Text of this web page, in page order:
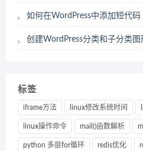
如何在WordPress中添加短代码
创建WordPress分类和子分类图
标签
iframe方法 linux修改系统时间
linux操作命令 mail()函数解析
python 多层for循环 redis优化